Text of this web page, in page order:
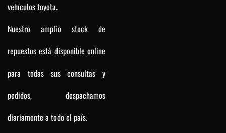
vehículos toyota.
Nuestro amplio stock de
repuestos está disponible online
para todas sus consultas y
pedidos, despachamos
diariamente a todo el país.